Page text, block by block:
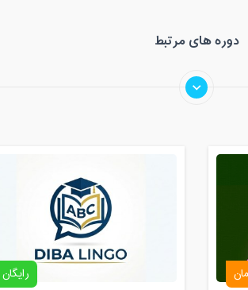
دوره های مرتبط
رایگان